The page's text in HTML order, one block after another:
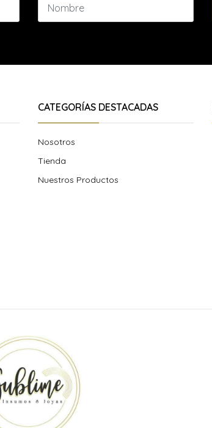
CATEGORÍAS DESTACADAS
Nosotros
Tienda
Nuestros Productos